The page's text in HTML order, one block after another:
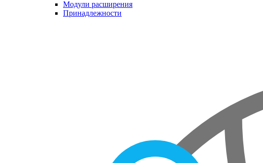
Модули расширения
Принадлежности